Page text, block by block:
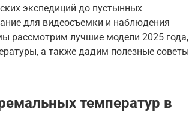
экспедиций до пустынных
для видеосъемки и наблюдения
рассмотрим лучшие модели 2025 года,
а также дадим полезные советы
температур в